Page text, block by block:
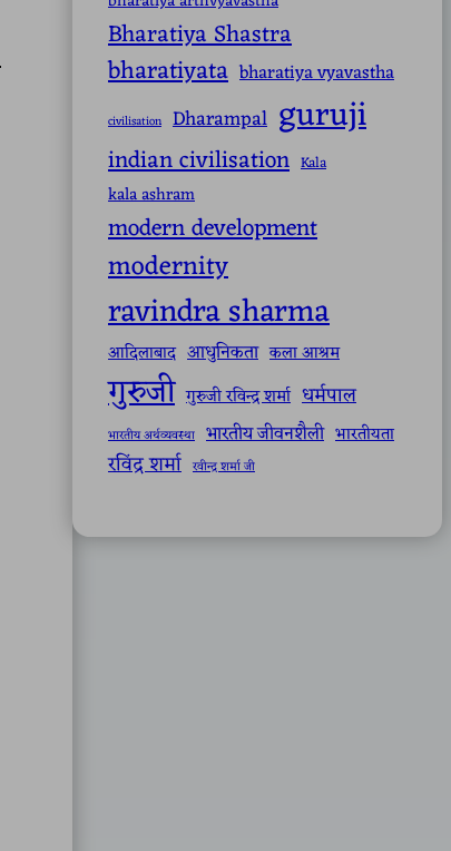
Bharatiya Shastra
bharatiyata bharatiya vyavastha
civilisation Dharampal guruji
indian civilisation Kala
kala ashram
modern development
modernity
ravindra sharma
आदिलाबाद आधुनिकता कला आश्रम
गुरुजी गुरुजी रविन्द्र शर्मा धर्मपाल
भारतीय अर्थव्यवस्था भारतीय जीवनशैली भारतीयता
रविंद्र शर्मा रवीन्द्र शर्मा जी